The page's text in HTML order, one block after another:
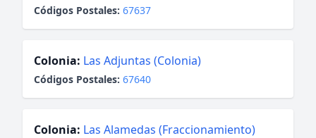
Códigos Postales: 67637
Colonia: Las Adjuntas (Colonia)
Códigos Postales: 67640
Colonia: Las Alamedas (Fraccionamiento)